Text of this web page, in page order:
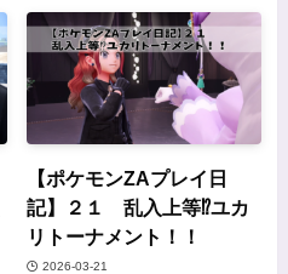
【ポケモンZAプレイ日
記】２１ 乱入上等⁉ユカ
リトーナメント！！
2026-03-21